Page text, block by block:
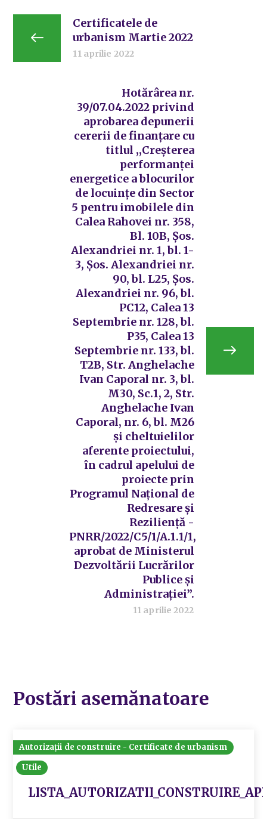
Certificatele de
urbanism Martie 2022
11 aprilie 2022
Hotărârea nr.
39/07.04.2022 privind
aprobarea depunerii
cererii de finanțare cu
titlul ,,Creșterea
performanței
energetice a blocurilor
de locuințe din Sector
5 pentru imobilele din
Calea Rahovei nr. 358,
Bl. 10B, Șos.
Alexandriei nr. 1, bl. 1-
3, Șos. Alexandriei nr.
90, bl. L25, Șos.
Alexandriei nr. 96, bl.
PC12, Calea 13
Septembrie nr. 128, bl.
P35, Calea 13
Septembrie nr. 133, bl.
T2B, Str. Anghelache
Ivan Caporal nr. 3, bl.
M30, Sc.1, 2, Str.
Anghelache Ivan
Caporal, nr. 6, bl. M26
și cheltuielilor
aferente proiectului,
în cadrul apelului de
proiecte prin
Programul Național de
Redresare și
Reziliență -
PNRR/2022/C5/1/A.1.1/1,
aprobat de Ministerul
Dezvoltării Lucrărilor
Publice și
Administrației”.
11 aprilie 2022
Postări asemănatoare
Autorizații de construire - Certificate de urbanism
Utile